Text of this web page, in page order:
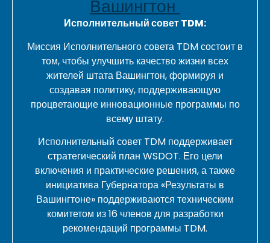
Вашингтон
Исполнительный совет TDM:
Миссия Исполнительного совета TDM состоит в
том, чтобы улучшить качество жизни всех
жителей штата Вашингтон, формируя и
создавая политику, поддерживающую
процветающие инновационные программы по
всему штату.
Исполнительный совет TDM поддерживает
стратегический план WSDOT. Его цели
включения и практические решения, а также
инициатива Губернатора «Результаты в
Вашингтоне» поддерживаются техническим
комитетом из 16 членов для разработки
рекомендаций программы TDM.